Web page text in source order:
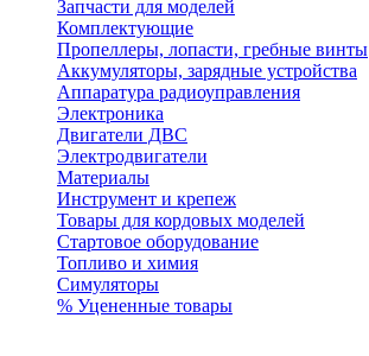
Запчасти для моделей
Комплектующие
Пропеллеры, лопасти, гребные винты
Аккумуляторы, зарядные устройства
Аппаратура радиоуправления
Электроника
Двигатели ДВС
Электродвигатели
Материалы
Инструмент и крепеж
Товары для кордовых моделей
Стартовое оборудование
Топливо и химия
Симуляторы
% Уцененные товары